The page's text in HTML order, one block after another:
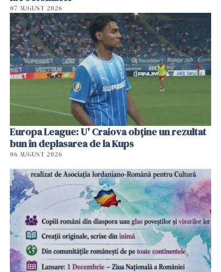
07 AUGUST 2026
Europa League: U' Craiova obține un rezultat
bun în deplasarea de la Kups
06 AUGUST 2026